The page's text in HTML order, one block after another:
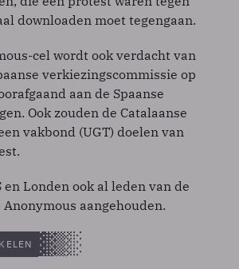
downloaden moet tegengaan.
cel wordt ook verdacht van
verkiezingscommissie op
aan de Spaanse
Ook zouden de Catalaanse
vakbond (UGT) doelen van
Londen ook al leden van de
aangehouden.